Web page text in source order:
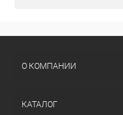
О КОМПАНИИ
КАТАЛОГ